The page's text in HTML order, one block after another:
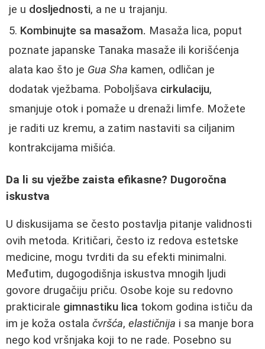
je u dosljednosti, a ne u trajanju.
Kombinujte sa masažom. Masaža lica, poput
poznate japanske Tanaka masaže ili korišćenja
alata kao što je Gua Sha kamen, odličan je
dodatak vježbama. Poboljšava cirkulaciju,
smanjuje otok i pomaže u drenaži limfe. Možete
je raditi uz kremu, a zatim nastaviti sa ciljanim
kontrakcijama mišića.
Da li su vježbe zaista efikasne? Dugoročna
iskustva
U diskusijama se često postavlja pitanje validnosti
ovih metoda. Kritičari, često iz redova estetske
medicine, mogu tvrditi da su efekti minimalni.
Međutim, dugogodišnja iskustva mnogih ljudi
govore drugačiju priču. Osobe koje su redovno
prakticirale gimnastiku lica tokom godina ističu da
im je koža ostala čvršća, elastičnija i sa manje bora
nego kod vršnjaka koji to ne rade. Posebno su